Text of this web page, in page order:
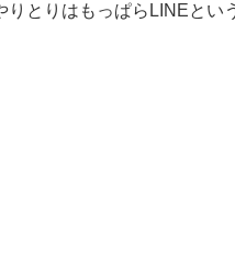
とりはもっぱらLINEとい